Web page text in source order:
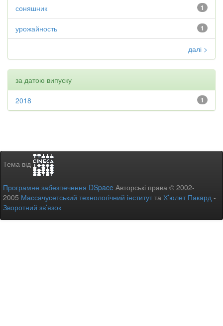
1
соняшник
1
урожайность
далі >
за датою випуску
1
2018
Тема від
Програмне забезпечення DSpace Авторські права © 2002-
2005 Массачусетський технологічний інститутта Х’юлет Пакард -
Зворотний зв’язок